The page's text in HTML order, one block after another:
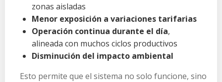
zonas aisladas
Menor exposición a variaciones tarifarias
Operación continua durante el día,
alineada con muchos ciclos productivos
Disminución del impacto ambiental
Esto permite que el sistema no solo funcione, sino